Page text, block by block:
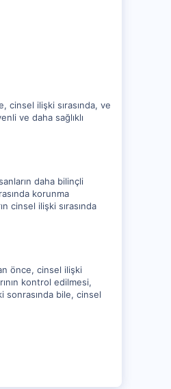
cinsel ilişki sırasında, ve
ve daha sağlıklı
daha bilinçli
korunma
cinsel ilişki sırasında
önce, cinsel ilişki
kontrol edilmesi,
sonrasında bile, cinsel